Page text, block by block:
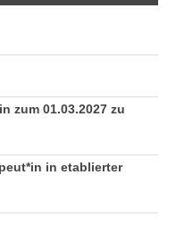
zum 01.03.2027 zu
in etablierter